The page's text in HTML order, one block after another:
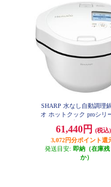
SHARP 水なし自動調理
オ ホットクック proシリ
61,440円
(税込)
3,072円分ポイント還
発送目安: 即納（在庫
か）